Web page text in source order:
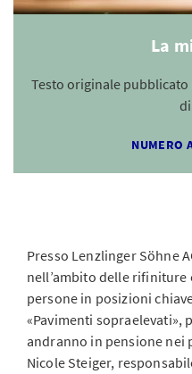
La
Testo originale pubblicato
di
NUMERO
Presso Lenzlinger Söhne
nell’ambito delle rifiniture
persone in posizioni
«Pavimenti
andranno in pensione nei
Nicole Steiger,